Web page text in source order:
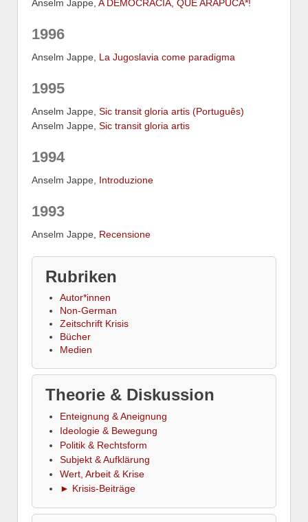
Anselm Jappe, A DEMOCRACIA, QUE ARAPUCA*!
1996
Anselm Jappe, La Jugoslavia come paradigma
1995
Anselm Jappe, Sic transit gloria artis (Português)
Anselm Jappe, Sic transit gloria artis
1994
Anselm Jappe, Introduzione
1993
Anselm Jappe, Recensione
Rubriken
Autor*innen
Non-German
Zeitschrift Krisis
Bücher
Medien
Theorie & Diskussion
Enteignung & Aneignung
Ideologie & Bewegung
Politik & Rechtsform
Subjekt & Aufklärung
Wert, Arbeit & Krise
► Krisis-Beiträge